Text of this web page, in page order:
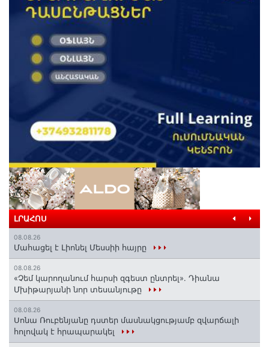
ԼՐԱՀՈՍ
08.08.26
Մահացել է Լիոնել Մեսսիի հայրը
08.08.26
«Չեմ կարողանում հարսի զգեստ ընտրել». Դիանա
Մխիթարյանի նոր տեսանյութը
08.08.26
Սոնա Ռուբենյանը դստեր մասնակցությամբ զվարճալի
հոլովակ է հրապարակել